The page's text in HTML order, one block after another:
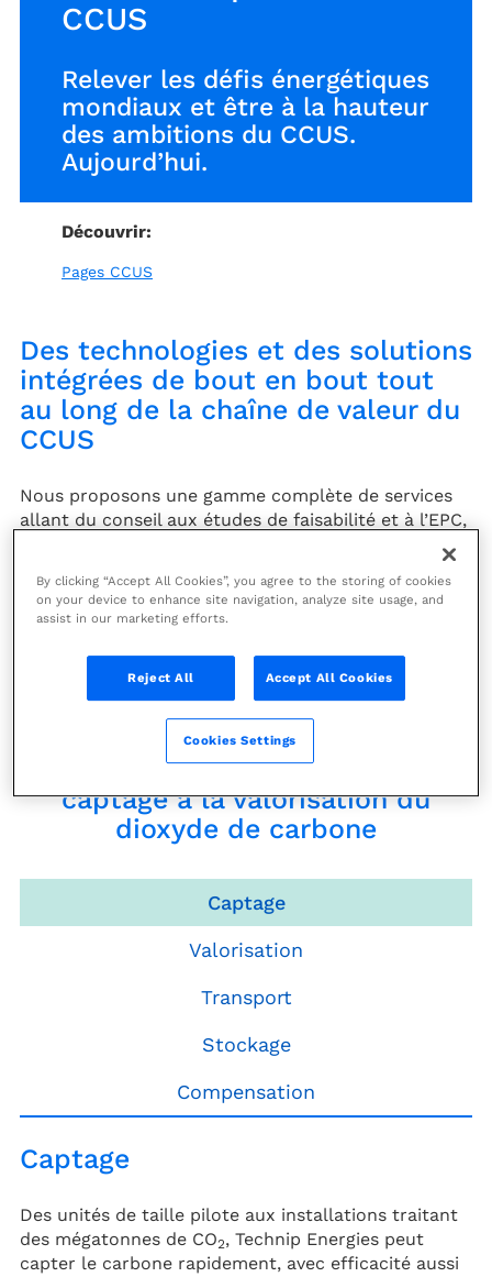
CCUS​
Relever les défis énergétiques
mondiaux et être à la hauteur
des ambitions du CCUS.
Aujourd’hui.
Découvrir:
Pages CCUS
Des technologies et des solutions
intégrées de bout en bout tout
au long de la chaîne de valeur du
CCUS
Nous proposons une gamme complète de services
allant du conseil aux études de faisabilité et à l’EPC,
en créant pour nos clients les meilleures solutions
possibles pour réduire leurs émissions de carbone.
Grâce à nos technologies propriétaires et notre
pionniers technologiques, nous pouvons proposer
des solutions robustes et innovantes pour le
marché du CCUS.
Redessiner les frontières, du
captage à la valorisation du
dioxyde de carbone
Captage
Valorisation
Transport
Stockage
Compensation
Captage
Des unités de taille pilote aux installations traitant
des mégatonnes de CO2, Technip Energies peut
capter le carbone rapidement, avec efficacité aussi
By clicking “Accept All Cookies”, you agree to the storing of cookies
on your device to enhance site navigation, analyze site usage, and
assist in our marketing efforts.
Reject All Accept All Cookies
Cookies Settings